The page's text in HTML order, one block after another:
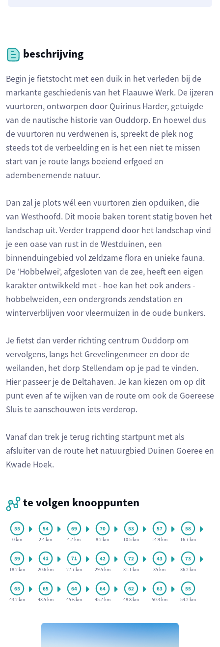
beschrijving
Begin je fietstocht met een duik in het verleden bij de
markante geschiedenis van het Flaauwe Werk. De ijzeren
vuurtoren, ontworpen door Quirinus Harder, getuigde
van de nautische historie van Ouddorp. En hoewel dus
de vuurtoren nu verdwenen is, spreekt de plek nog
steeds tot de verbeelding en is het een niet te missen
start van je route langs boeiend erfgoed en
adembenemende natuur.
Dan zal je plots wél een vuurtoren zien opduiken, die
van Westhoofd. Dit mooie baken torent statig boven het
landschap uit. Verder trappend door het landschap vind
je een oase van rust in de Westduinen, een
binnenduingebied vol zeldzame flora en unieke fauna.
De 'Hobbelwei', afgesloten van de zee, heeft een eigen
karakter ontwikkeld met - hoe kan het ook anders -
hobbelweiden, een ondergronds zendstation en
winterverblijven voor vleermuizen in de oude bunkers.
Je fietst dan verder richting centrum Ouddorp om
vervolgens, langs het Grevelingenmeer en door de
weilanden, het dorp Stellendam op je pad te vinden.
Hier passeer je de Deltahaven. Je kan kiezen om op dit
punt even af te wijken van de route om ook de Goereese
Sluis te aanschouwen iets verderop.
Vanaf dan trek je terug richting startpunt met als
afsluiter van de route het natuurgbied Duinen Goeree en
Kwade Hoek.
te volgen knooppunten
0 km 2.4 km 4.7 km 8.2 km 10.5 km 14.9 km 16.7 km
18.2 km 20.6 km 27.7 km 29.5 km 31.1 km 35 km 36.2 km
43.2 km 43.5 km 45.6 km 45.7 km 48.8 km 50.3 km 54.2 km